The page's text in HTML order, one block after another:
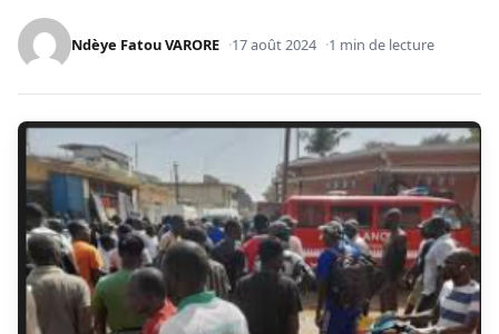
Ndèye Fatou VARORE 17 août 2024 1 min de lecture